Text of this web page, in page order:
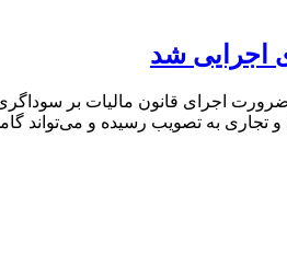
اجرایی شد
ضرورت اجرای قانون مالیات بر
به تصویب رسیده و می‌تواند